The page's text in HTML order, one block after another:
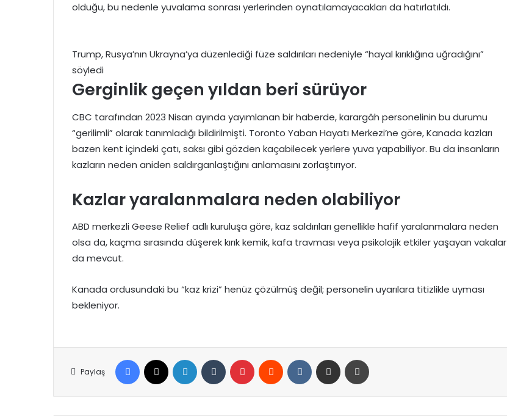
olduğu, bu nedenle yuvalama sonrası yerlerinden oynatılamayacakları da hatırlatıldı.
Trump, Rusya’nın Ukrayna’ya düzenlediği füze saldırıları nedeniyle “hayal kırıklığına uğradığını”
söyledi
Gerginlik geçen yıldan beri sürüyor
CBC tarafından 2023 Nisan ayında yayımlanan bir haberde, karargâh personelinin bu durumu
“gerilimli” olarak tanımladığı bildirilmişti. Toronto Yaban Hayatı Merkezi’ne göre, Kanada kazları
bazen kent içindeki çatı, saksı gibi gözden kaçabilecek yerlere yuva yapabiliyor. Bu da insanların
kazların neden aniden saldırganlaştığını anlamasını zorlaştırıyor.
Kazlar yaralanmalara neden olabiliyor
ABD merkezli Geese Relief adlı kuruluşa göre, kaz saldırıları genellikle hafif yaralanmalara neden
olsa da, kaçma sırasında düşerek kırık kemik, kafa travması veya psikolojik etkiler yaşayan vakalar
da mevcut.
Kanada ordusundaki bu “kaz krizi” henüz çözülmüş değil; personelin uyarılara titizlikle uyması
bekleniyor.
Paylaş
Facebook LinkedIn Tumblr Pinterest Reddit VKontakteE-Posta ile paylaş